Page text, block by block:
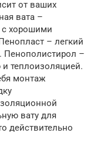
от ваших
вата –
с хорошими
– легкий
Пенополистирол –
теплоизоляцией.
монтаж
вату для
действительно